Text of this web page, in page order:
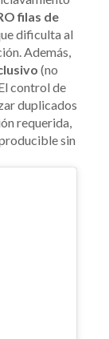
filas de
dificulta al
Además,
(no
control de
duplicados
requerida,
sin